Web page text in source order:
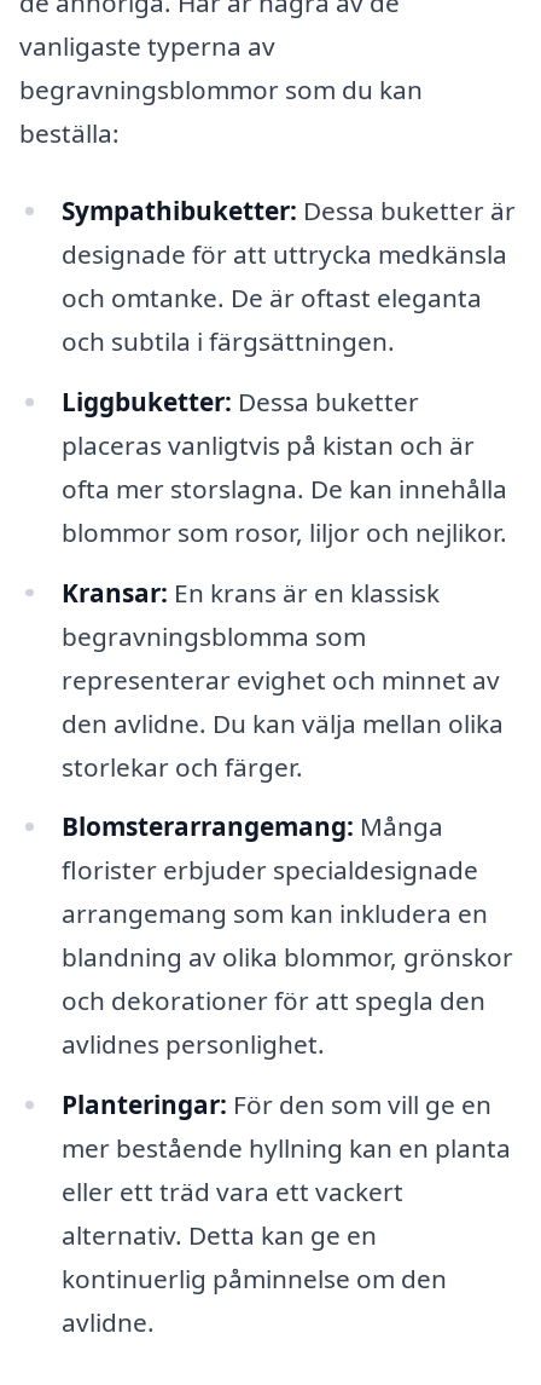
vanligaste typerna av
begravningsblommor som du kan
beställa:
Sympathibuketter: Dessa buketter är
designade för att uttrycka medkänsla
och omtanke. De är oftast eleganta
och subtila i färgsättningen.
Liggbuketter: Dessa buketter
placeras vanligtvis på kistan och är
ofta mer storslagna. De kan innehålla
blommor som rosor, liljor och nejlikor.
Kransar: En krans är en klassisk
begravningsblomma som
representerar evighet och minnet av
den avlidne. Du kan välja mellan olika
storlekar och färger.
Blomsterarrangemang: Många
florister erbjuder specialdesignade
arrangemang som kan inkludera en
blandning av olika blommor, grönskor
och dekorationer för att spegla den
avlidnes personlighet.
Planteringar: För den som vill ge en
mer bestående hyllning kan en planta
eller ett träd vara ett vackert
alternativ. Detta kan ge en
kontinuerlig påminnelse om den
avlidne.